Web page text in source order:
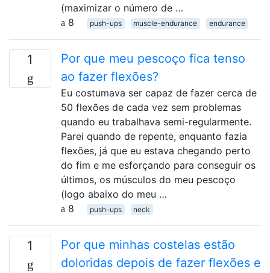
(maximizar o número de …
8
push-ups muscle-endurance endurance
1
Por que meu pescoço fica tenso
ao fazer flexões?
Eu costumava ser capaz de fazer cerca de
50 flexões de cada vez sem problemas
quando eu trabalhava semi-regularmente.
Parei quando de repente, enquanto fazia
flexões, já que eu estava chegando perto
do fim e me esforçando para conseguir os
últimos, os músculos do meu pescoço
(logo abaixo do meu …
8
push-ups neck
1
Por que minhas costelas estão
doloridas depois de fazer flexões e